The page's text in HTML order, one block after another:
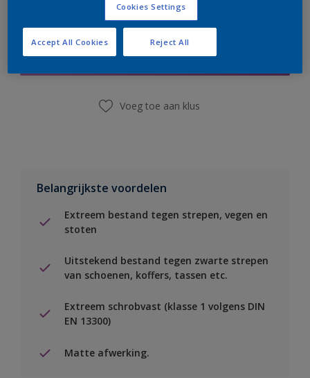
Boodschappenlijst
Vind een winkel
Voeg toe aan klus
Belangrijkste voordelen
Extreem bestand tegen strepen, vegen en
stoten
Uitstekend bestand tegen zwarte strepen
van schoenen, koffers, tassen etc.
Extreem schrobvast (klasse 1 volgens DIN
EN 13300)
Matte afwerking.
Cookies Settings
Reject All
Accept All Cookies